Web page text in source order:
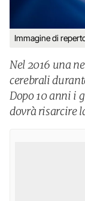
Immagine di
Nel 2016 una
cerebrali
Dopo 10 anni i
dovrà risarcire